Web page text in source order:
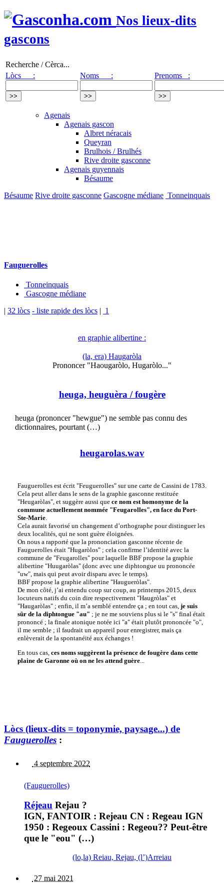
Nos lieux-dits
gascons
Recherche / Cèrca...
Lòcs :
Noms : Prenoms :
Agenais
Agenais gascon
Albret néracais
Queyran
Brulhois / Brulhés
Rive droite gasconne
Agenais guyennais
Bésaume
Bésaume Rive droite gasconne Gascogne médiane Tonneinquais
Fauguerolles
Tonneinquais
Gascogne médiane
| 32 lòcs - liste rapide des lòcs | 1
en graphie alibertine :
(la, era) Haugaròla
Prononcer "Haougaròlo, Hugaròlo..."
heuga, heuguèra / fougère
heuga (prononcer "hewgue") ne semble pas connu des
dictionnaires, pourtant (…)
heugarolas.wav
Fauguerolles est écrit "Feuguerolles" sur une carte de Cassini de 1783.
Cela peut aller dans le sens de la graphie gasconne restituée
"Heugaròlas", et suggère aussi que ce nom est homonyme de la
commune actuellement nommée "Feugarolles", en face du Port-
Ste-Marie.
Cela aurait favorisé un changement d’orthographe pour distinguer les
deux localités, qui ne sont guère éloignées.
On nous a rapporté que la prononciation gasconne récente de
Fauguerolles était "Hugaròlos" ; cela confirme l’identité avec la
commune de "Feugarolles" pour laquelle BBF propose la graphie
alibertine "Huugaròlas" (donc avec une diphtongue uu prononcée
"uw", mais qui peut avoir disparu avec le temps).
BBF propose la graphie alibertine "Haugueròlas".
De mon côté, j’ai entendu coup sur coup, au printemps 2015, deux
locuteurs natifs du coin dire respectivement "Haugròlas" et
"Haugaròlas" ; enfin, il m’a semblé entendre ça ; en tout cas, je suis
sûr de la diphtongue "au" ; je ne me souviens plus si le "s" final était
prononcé ; la finale atonique notée ici "a" était plutôt prononcée "o",
il me semble ; il faudrait un appareil pour enregistrer, mais ça
enlèverait de la spontanéité aux échanges !
En tous cas, ces noms suggèrent la présence de fougère dans cette
plaine de Garonne où on ne les attend guère...
Lòcs (lieux-dits = toponymie, paysage...) de
Fauguerolles :
4 septembre 2022
(Fauguerolles)
Réjeau Rejau ?
IGN, FANTOIR : Rejeau CN : Regeau IGN
1950 : Regeoux Cassini : Regeou?? Peut-être
que le "eou" (…)
(lo,la) Reiau, Rejau, (l’)Arreiau
27 mai 2021